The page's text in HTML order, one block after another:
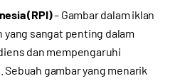
(RPI)– Gambar dalam iklan
sangat penting dalam
dan mempengaruhi
gambar yang menarik